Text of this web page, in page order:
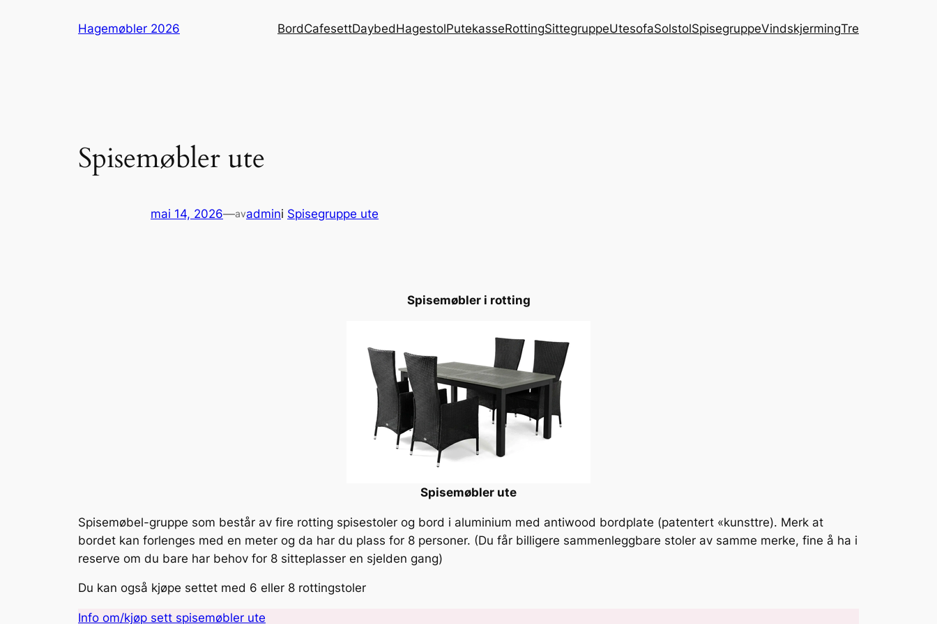
Hagemøbler 2026 BordCafesettDaybedHagestolPutekasseRottingSittegruppeUtesofaSolstolSpisegruppeVindskjermingTre
Spisemøbler ute
mai 14, 2026—avadmini Spisegruppe ute
Spisemøbler i rotting
Spisemøbler ute
Spisemøbel-gruppe som består av fire rotting spisestoler og bord i aluminium med antiwood bordplate (patentert «kunsttre). Merk at
bordet kan forlenges med en meter og da har du plass for 8 personer. (Du får billigere sammenleggbare stoler av samme merke, fine å ha i
reserve om du bare har behov for 8 sitteplasser en sjelden gang)
Du kan også kjøpe settet med 6 eller 8 rottingstoler
Info om/kjøp sett spisemøbler ute